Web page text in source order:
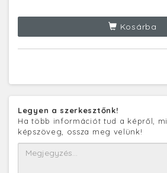
Kosárba
Legyen a szerkesztőnk!
Ha több információt tud a képről,
képszöveg, ossza meg velünk!